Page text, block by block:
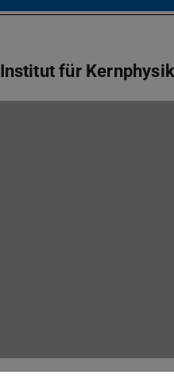
Institut für Kernphysik